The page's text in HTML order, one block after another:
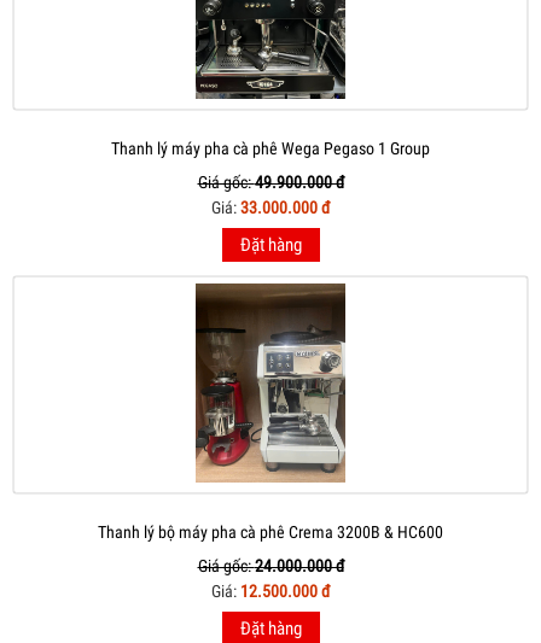
Thanh lý máy pha cà phê Wega Pegaso 1 Group
Giá gốc:49.900.000 đ
Giá:33.000.000 đ
Đặt hàng
Thanh lý bộ máy pha cà phê Crema 3200B & HC600
Giá gốc:24.000.000 đ
Giá: 12.500.000 đ
Đặt hàng